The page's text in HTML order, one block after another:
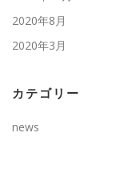
2020年8月
2020年3月
カテゴリー
news